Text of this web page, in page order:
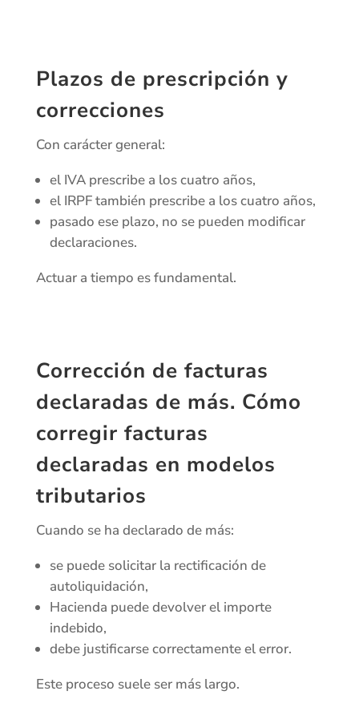
Plazos de prescripción y
correcciones
Con carácter general:
el IVA prescribe a los cuatro años,
el IRPF también prescribe a los cuatro años,
pasado ese plazo, no se pueden modificar
declaraciones.
Actuar a tiempo es fundamental.
Corrección de facturas
declaradas de más. Cómo
corregir facturas
declaradas en modelos
tributarios
Cuando se ha declarado de más:
se puede solicitar la rectificación de
autoliquidación,
Hacienda puede devolver el importe
indebido,
debe justificarse correctamente el error.
Este proceso suele ser más largo.